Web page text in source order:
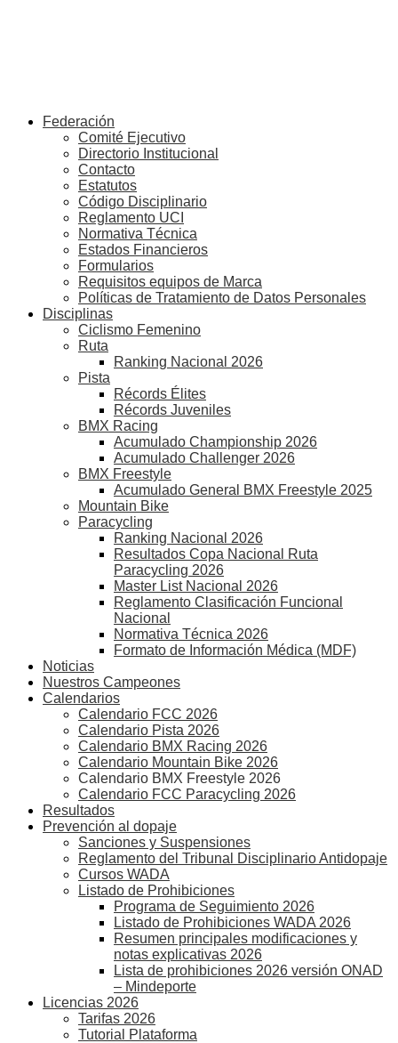
Federación
Comité Ejecutivo
Directorio Institucional
Contacto
Estatutos
Código Disciplinario
Reglamento UCI
Normativa Técnica
Estados Financieros
Formularios
Requisitos equipos de Marca
Políticas de Tratamiento de Datos Personales
Disciplinas
Ciclismo Femenino
Ruta
Ranking Nacional 2026
Pista
Récords Élites
Récords Juveniles
BMX Racing
Acumulado Championship 2026
Acumulado Challenger 2026
BMX Freestyle
Acumulado General BMX Freestyle 2025
Mountain Bike
Paracycling
Ranking Nacional 2026
Resultados Copa Nacional Ruta
Paracycling 2026
Master List Nacional 2026
Reglamento Clasificación Funcional
Nacional
Normativa Técnica 2026
Formato de Información Médica (MDF)
Noticias
Nuestros Campeones
Calendarios
Calendario FCC 2026
Calendario Pista 2026
Calendario BMX Racing 2026
Calendario Mountain Bike 2026
Calendario BMX Freestyle 2026
Calendario FCC Paracycling 2026
Resultados
Prevención al dopaje
Sanciones y Suspensiones
Reglamento del Tribunal Disciplinario Antidopaje
Cursos WADA
Listado de Prohibiciones
Programa de Seguimiento 2026
Listado de Prohibiciones WADA 2026
Resumen principales modificaciones y
notas explicativas 2026
Lista de prohibiciones 2026 versión ONAD
– Mindeporte
Licencias 2026
Tarifas 2026
Tutorial Plataforma